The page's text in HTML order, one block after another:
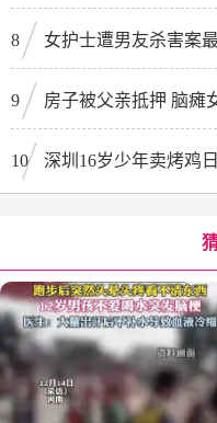
8 女护士遭男友杀害案
9 房子被父亲抵押 脑瘫
10 深圳16岁少年卖烤鸡